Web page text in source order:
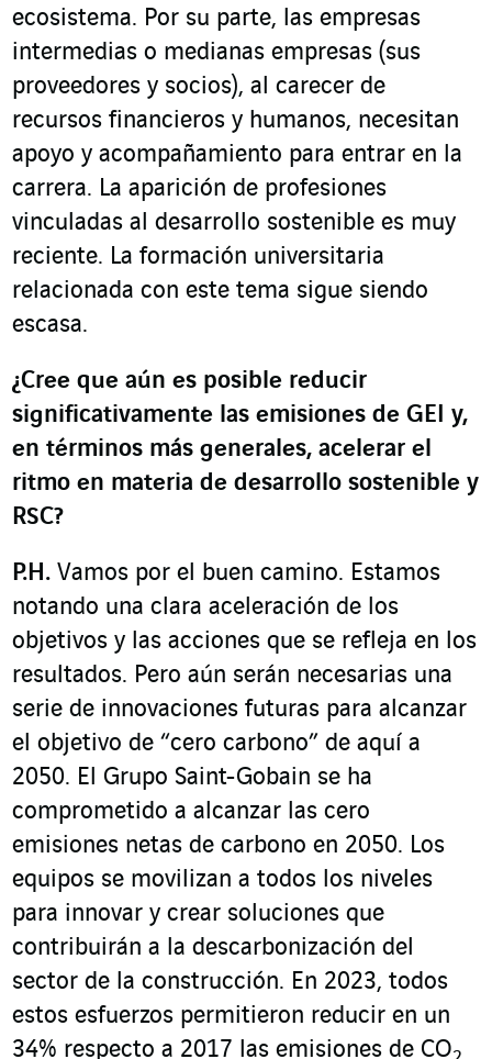
ecosistema. Por su parte, las empresas
intermedias o medianas empresas (sus
proveedores y socios), al carecer de
recursos financieros y humanos, necesitan
apoyo y acompañamiento para entrar en la
carrera. La aparición de profesiones
vinculadas al desarrollo sostenible es muy
reciente. La formación universitaria
relacionada con este tema sigue siendo
escasa.
¿Cree que aún es posible reducir
significativamente las emisiones de GEI y,
en términos más generales, acelerar el
ritmo en materia de desarrollo sostenible y
RSC?
P.H. Vamos por el buen camino. Estamos
notando una clara aceleración de los
objetivos y las acciones que se refleja en los
resultados. Pero aún serán necesarias una
serie de innovaciones futuras para alcanzar
el objetivo de “cero carbono” de aquí a
2050. El Grupo Saint-Gobain se ha
comprometido a alcanzar las cero
emisiones netas de carbono en 2050. Los
equipos se movilizan a todos los niveles
para innovar y crear soluciones que
contribuirán a la descarbonización del
sector de la construcción. En 2023, todos
estos esfuerzos permitieron reducir en un
34% respecto a 2017 las emisiones de CO